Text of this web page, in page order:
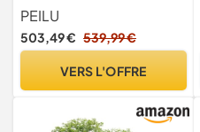
Transparent, Lucarne, Porte
et Fondations,
305x250x205cm
Jardinage Accessible,
Jardin et l'extérieur
PEILU
503,49 € 539,99 €
VERS L'OFFRE